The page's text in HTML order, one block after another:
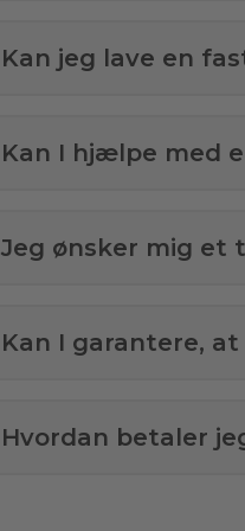
Kan jeg lave en
Kan I hjælpe med
Jeg ønsker mig et
Kan I garantere,
Hvordan betaler